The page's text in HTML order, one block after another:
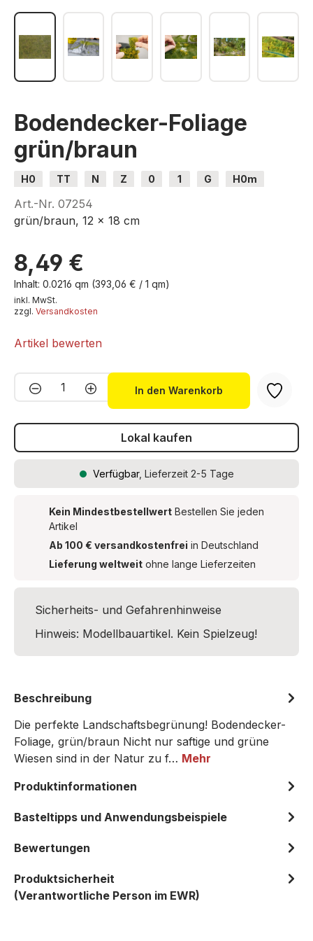
Bodendecker-Foliage
grün/braun
H0 TT N Z 0 1 G
H0m
H0e
Art.-Nr. 07254
grün/braun, 12 x 18 cm
8,49 €
Inhalt: 0.0216 qm (393,06 € / 1 qm)
inkl. MwSt.
zzgl. Versandkosten
Artikel bewerten
Produkt Anzahl: Gib den
In den Warenkorb
Lokal kaufen
Verfügbar, Lieferzeit 2-5 Tage
Kein Mindestbestellwert Bestellen Sie jeden
Artikel
Ab 100 € versandkostenfrei in Deutschland
Lieferung weltweit ohne lange Lieferzeiten
Sicherheits- und Gefahrenhinweise
Hinweis: Modellbauartikel. Kein Spielzeug!
Beschreibung
Die perfekte Landschaftsbegrünung! Bodendecker-
Foliage, grün/braun Nicht nur saftige und grüne
Wiesen sind in der Natur zu f… Mehr
Produktinformationen
Basteltipps und Anwendungsbeispiele
Bewertungen
Produktsicherheit
(Verantwortliche Person im EWR)